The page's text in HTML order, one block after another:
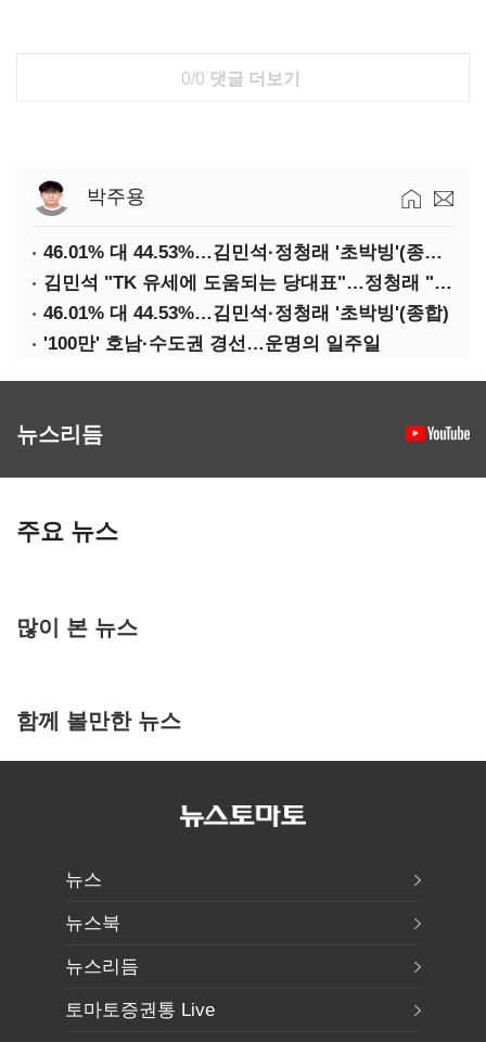
0/0 댓글 더보기
박주용
46.01% 대 44.53%…김민석·정청래 '초박빙'(종합 2보)
김민석 "TK 유세에 도움되는 당대표"…정청래 "벌써 대표된 양 당직 배분"
46.01% 대 44.53%…김민석·정청래 '초박빙'(종합)
'100만' 호남·수도권 경선…운명의 일주일
뉴스리듬
주요 뉴스
많이 본 뉴스
함께 볼만한 뉴스
뉴스
뉴스북
뉴스리듬
토마토증권통 Live